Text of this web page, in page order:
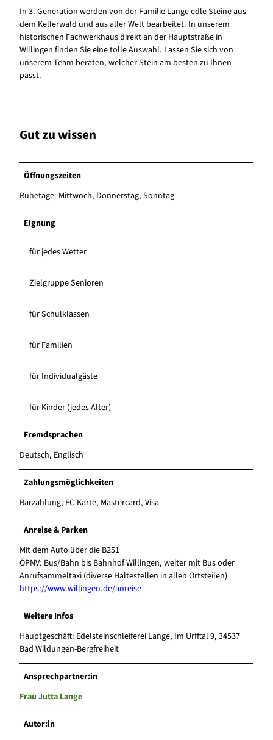
e
r
.
j
p
g
In 3. Generation werden von der Familie Lange edle Steine aus
dem Kellerwald und aus aller Welt bearbeitet. In unserem
historischen Fachwerkhaus direkt an der Hauptstraße in
Willingen finden Sie eine tolle Auswahl. Lassen Sie sich von
unserem Team beraten, welcher Stein am besten zu Ihnen
passt.
Gut zu wissen
Öffnungszeiten
Ruhetage: Mittwoch, Donnerstag, Sonntag
Eignung
für jedes Wetter
Zielgruppe Senioren
für Schulklassen
für Familien
für Individualgäste
für Kinder (jedes Alter)
Fremdsprachen
Deutsch, Englisch
Zahlungsmöglichkeiten
Barzahlung, EC-Karte, Mastercard, Visa
Anreise & Parken
Mit dem Auto über die B251
ÖPNV: Bus/Bahn bis Bahnhof Willingen, weiter mit Bus oder
Anrufsammeltaxi (diverse Haltestellen in allen Ortsteilen)
https://www.willingen.de/anreise
Weitere Infos
Hauptgeschäft: Edelsteinschleiferei Lange, Im Urfftal 9, 34537
Bad Wildungen-Bergfreiheit
Ansprechpartner:in
Frau Jutta Lange
Autor:in